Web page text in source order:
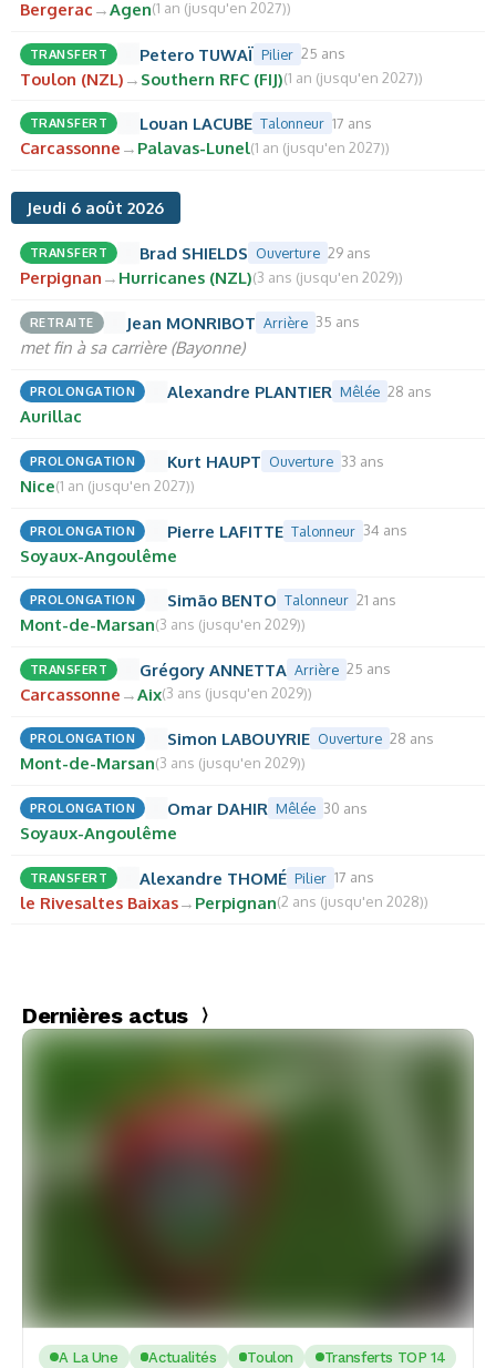
Bergerac →Agen(1 an (jusqu'en 2027))
TRANSFERT Petero TUWAÏ Pilier 25 ans
Toulon (NZL) → Southern RFC (FIJ)(1 an (jusqu'en 2027))
TRANSFERT Louan LACUBE Talonneur 17 ans
Carcassonne → Palavas-Lunel(1 an (jusqu'en 2027))
Jeudi 6 août 2026
TRANSFERT Brad SHIELDS Ouverture 29 ans
Perpignan → Hurricanes (NZL)(3 ans (jusqu'en 2029))
RETRAITE Jean MONRIBOT Arrière 35 ans
met fin à sa carrière (Bayonne)
PROLONGATION Alexandre PLANTIER Mêlée 28 ans
Aurillac
PROLONGATION Kurt HAUPT Ouverture 33 ans
Nice(1 an (jusqu'en 2027))
PROLONGATION Pierre LAFITTE Talonneur 34 ans
Soyaux-Angoulême
PROLONGATION Simão BENTO Talonneur 21 ans
Mont-de-Marsan(3 ans (jusqu'en 2029))
TRANSFERT Grégory ANNETTA Arrière 25 ans
Carcassonne →Aix(3 ans (jusqu'en 2029))
PROLONGATION Simon LABOUYRIE Ouverture 28 ans
Mont-de-Marsan(3 ans (jusqu'en 2029))
PROLONGATION Omar DAHIR Mêlée 30 ans
Soyaux-Angoulême
TRANSFERT Alexandre THOMÉ Pilier 17 ans
le Rivesaltes Baixas→ Perpignan(2 ans (jusqu'en 2028))
Dernières actus
A La Une Actualités Toulon Transferts TOP 14